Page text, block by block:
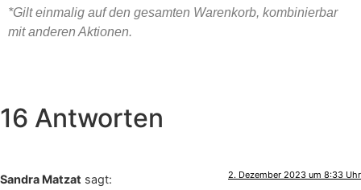
*Gilt einmalig auf den gesamten Warenkorb, kombinierbar
mit anderen Aktionen.
16 Antworten
Sandra Matzat sagt: 2. Dezember 2023 um 8:33 Uhr